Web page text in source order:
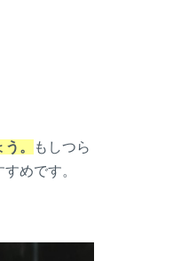
。
もしつら
めです。